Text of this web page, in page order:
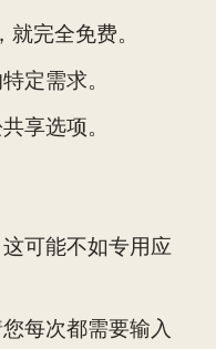
完全免费。
定需求。
享选项。
可能不如专用应
每次都需要输入